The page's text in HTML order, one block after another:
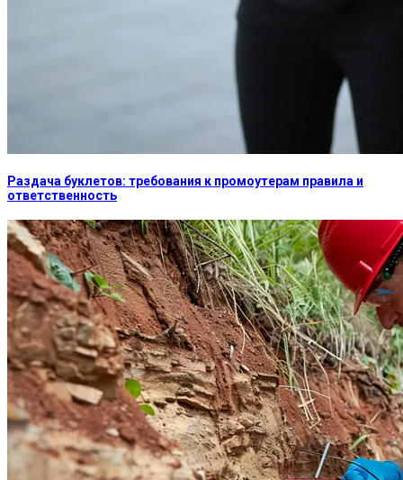
Раздача буклетов: требования к промоутерам правила и
ответственность